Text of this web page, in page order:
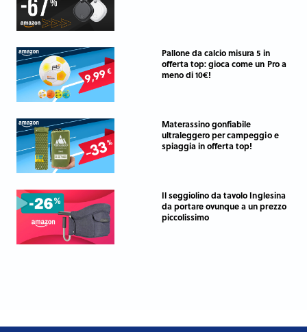
Pallone da calcio misura 5 in
offerta top: gioca come un Pro a
meno di 10€!
Materassino gonfiabile
ultraleggero per campeggio e
spiaggia in offerta top!
Il seggiolino da tavolo Inglesina
da portare ovunque a un prezzo
piccolissimo